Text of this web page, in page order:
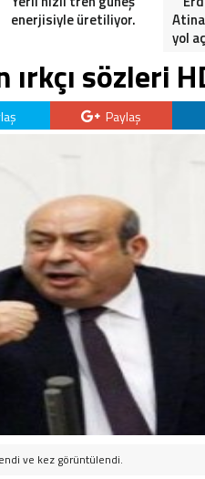
enerjisiyle üretiliyor.
yol
ırkçı sözleri
Paylaş
ve kez görüntülendi.